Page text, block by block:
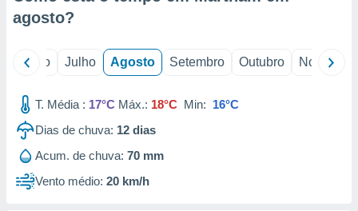
de
agosto?
Junho Julho Agosto Setembro Outubro Novembro
T. Média : 17°C Máx.: 18°C Min: 16°C
Dias de chuva: 12 dias
Acum. de chuva: 70 mm
Vento médio: 20 km/h